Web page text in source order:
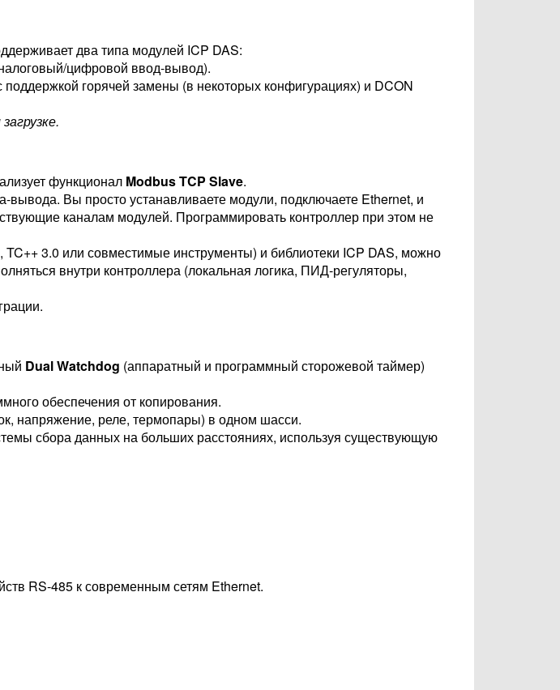
два типа модулей ICP DAS:
цифровой ввод-вывод).
горячей замены (в некоторых конфигурациях) и DCON
функционал Modbus TCP Slave.
вывода. Вы просто устанавливаете модули, подключаете Ethernet, и
каналам модулей. Программировать контроллер при этом не
3.0 или совместимые инструменты) и библиотеки ICP DAS, можно
внутри контроллера (локальная логика, ПИД-регуляторы,
Dual Watchdog (аппаратный и программный сторожевой таймер)
обеспечения от копирования.
напряжение, реле, термопары) в одном шасси.
сбора данных на больших расстояниях, используя существующую
RS-485 к современным сетям Ethernet.